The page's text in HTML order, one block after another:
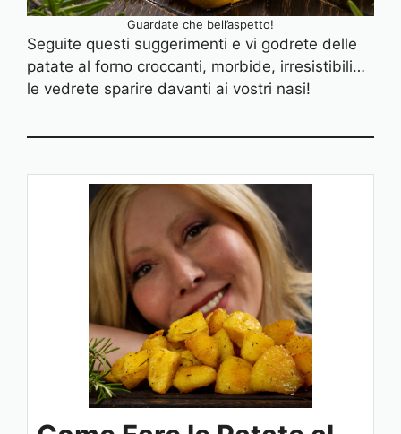
Guardate che bell’aspetto!
Seguite questi suggerimenti e vi godrete delle
patate al forno croccanti, morbide, irresistibili…
le vedrete sparire davanti ai vostri nasi!